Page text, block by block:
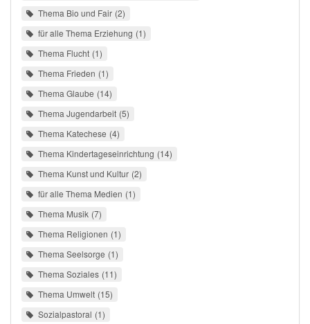
Thema Bio und Fair 2
für alle Thema Erziehung 1
Thema Flucht 1
Thema Frieden 1
Thema Glaube 14
Thema Jugendarbeit 5
Thema Katechese 4
Thema Kindertageseinrichtung 14
Thema Kunst und Kultur 2
für alle Thema Medien 1
Thema Musik 7
Thema Religionen 1
Thema Seelsorge 1
Thema Soziales 11
Thema Umwelt 15
Sozialpastoral 1